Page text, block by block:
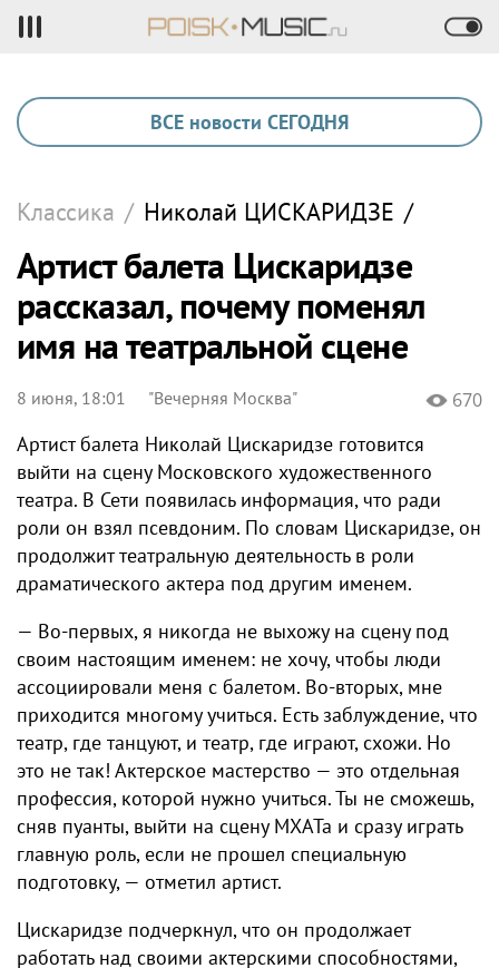
ВСЕ новости СЕГОДНЯ
Классика / Николай ЦИСКАРИДЗЕ /
Артист балета Цискаридзе
рассказал, почему поменял
имя на театральной сцене
8 июня, 18:01 "Вечерняя Москва" 670
Артист балета Николай Цискаридзе готовится
выйти на сцену Московского художественного
театра. В Сети появилась информация, что ради
роли он взял псевдоним. По словам Цискаридзе, он
продолжит театральную деятельность в роли
драматического актера под другим именем.
— Во-первых, я никогда не выхожу на сцену под
своим настоящим именем: не хочу, чтобы люди
ассоциировали меня с балетом. Во-вторых, мне
приходится многому учиться. Есть заблуждение, что
театр, где танцуют, и театр, где играют, схожи. Но
это не так! Актерское мастерство — это отдельная
профессия, которой нужно учиться. Ты не сможешь,
сняв пуанты, выйти на сцену МХАТа и сразу играть
главную роль, если не прошел специальную
подготовку, — отметил артист.
Цискаридзе подчеркнул, что он продолжает
работать над своими актерскими способностями,